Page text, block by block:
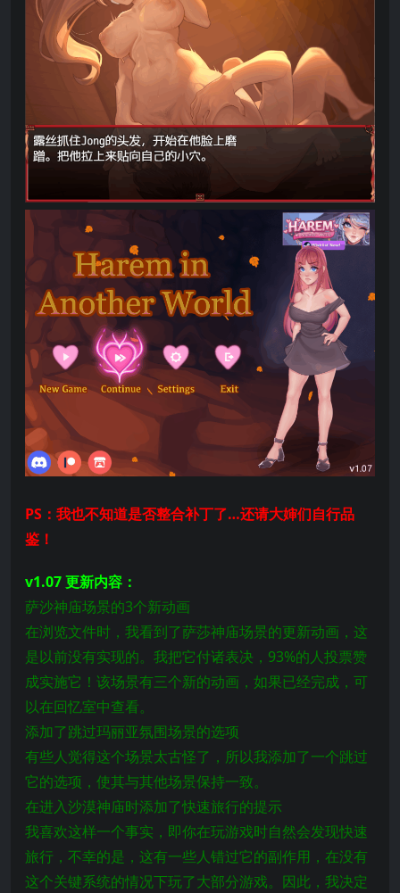
PS：我也不知道是否整合补丁了…还请大婶们自行品
鉴！
v1.07 更新内容：
萨沙神庙场景的3个新动画
在浏览文件时，我看到了萨莎神庙场景的更新动画，这
是以前没有实现的。我把它付诸表决，93%的人投票赞
成实施它！该场景有三个新的动画，如果已经完成，可
以在回忆室中查看。
添加了跳过玛丽亚氛围场景的选项
有些人觉得这个场景太古怪了，所以我添加了一个跳过
它的选项，使其与其他场景保持一致。
在进入沙漠神庙时添加了快速旅行的提示
我喜欢这样一个事实，即你在玩游戏时自然会发现快速
旅行，不幸的是，这有一些人错过它的副作用，在没有
这个关键系统的情况下玩了大部分游戏。因此，我决定